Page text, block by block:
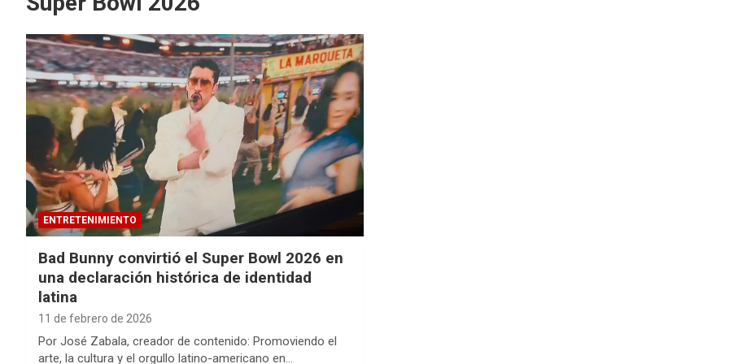
ENTRETENIMIENTO
Bad Bunny convirtió el Super Bowl 2026 en
una declaración histórica de identidad
latina
11 de febrero de 2026
Por José Zabala, creador de contenido: Promoviendo el
arte, la cultura y el orgullo latino-americano en…